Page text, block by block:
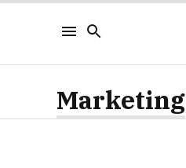
Marketing